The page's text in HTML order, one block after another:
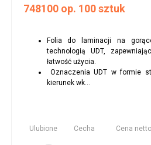
748100 op. 100 sztuk
Folia do laminacji na
technologią UDT,
łatwość użycia.
Oznaczenia UDT w formie
kierunek wk...
Ulubione Cecha Cena netto